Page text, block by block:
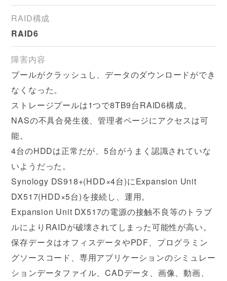
RAID構成
RAID6
障害内容
プールがクラッシュし、データのダウンロードができ
なくなった。
ストレージプールは1つで8TB9台RAID6構成。
NASの不具合発生後、管理者ページにアクセスは可
能。
4台のHDDは正常だが、5台がうまく認識されていな
いようだった。
Synology DS918+(HDD×4台)にExpansion Unit
DX517(HDD×5台)を接続し、運用。
Expansion Unit DX517の電源の接触不良等のトラブ
ルによりRAIDが破壊されてしまった可能性が高い。
保存データはオフィスデータやPDF、プログラミン
グソースコード、専用アプリケーションのシミュレー
ションデータファイル、CADデータ、画像、動画、